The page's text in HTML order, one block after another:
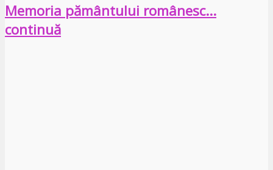
Memoria pământului românesc…
continuă